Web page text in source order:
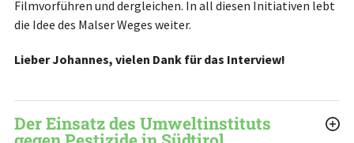
Filmvorführen und dergleichen. In all diesen Initiativen lebt
die Idee des Malser Weges weiter.
Lieber Johannes, vielen Dank für das Interview!
Der Einsatz des Umweltinstituts